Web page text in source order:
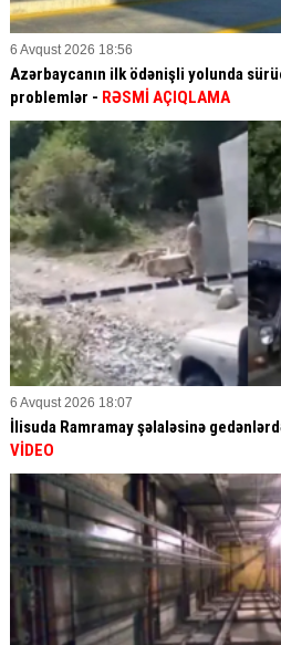
6 Avqust 2026 18:56
Azərbaycanın ilk ödənişli yolunda
problemlər - RƏSMİ AÇIQLAMA
6 Avqust 2026 18:07
İlisuda Ramramay şəlaləsinə
VİDEO